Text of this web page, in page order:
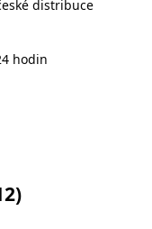
distribuce
hodin